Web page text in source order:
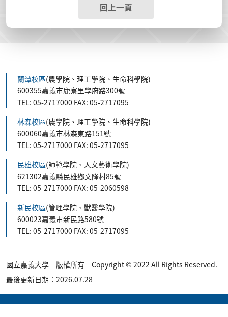
回上一頁
蘭潭校區(農學院、理工學院、生命科學院)
600355嘉義市鹿寮里學府路300號
TEL: 05-2717000 FAX: 05-2717095
林森校區(農學院、理工學院、生命科學院)
600060嘉義市林森東路151號
TEL: 05-2717000 FAX: 05-2717095
民雄校區(師範學院、人文藝術學院)
621302嘉義縣民雄鄉文隆村85號
TEL: 05-2717000 FAX: 05-2060598
新民校區(管理學院、獸醫學院)
600023嘉義市新民路580號
TEL: 05-2717000 FAX: 05-2717095
國立嘉義大學 版權所有 Copyright © 2022 All Rights Reserved.
最後更新日期：2026.07.28